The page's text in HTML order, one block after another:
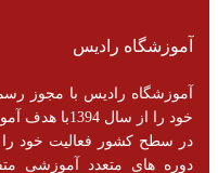
آموزشگاه رادیس
آموزشگاه رادیس با مجوز
خود را از
در سطح کشور فعالیت خود را
دوره های متعدد آموزشی